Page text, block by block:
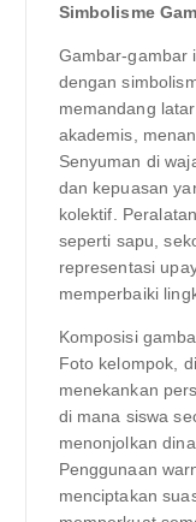
Simbolisme
Gambar-gambar
dengan
memandang
akademis,
Senyuman di
dan kepuasan
kolektif.
seperti sapu,
representasi
memperbaiki
Komposisi
Foto kelompok,
menekankan
di mana siswa
menonjolkan
Penggunaan
menciptakan